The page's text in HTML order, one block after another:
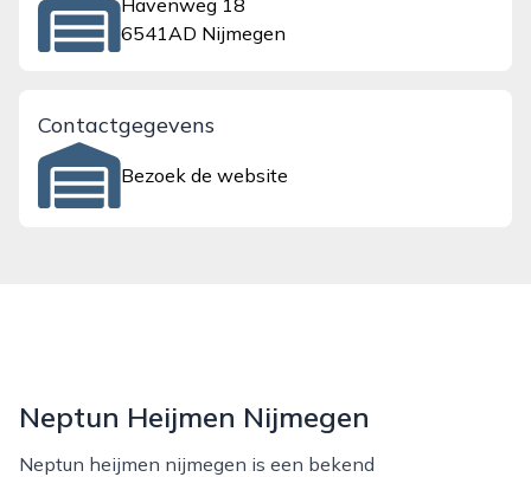
Havenweg 18
6541AD Nijmegen
Contactgegevens
Bezoek de website
Neptun Heijmen Nijmegen
Neptun heijmen nijmegen is een bekend